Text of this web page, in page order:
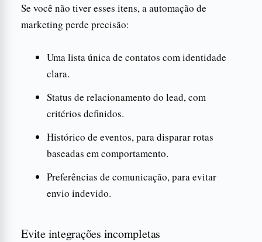
Se você não tiver esses itens, a automação de
marketing perde precisão:
Uma lista única de contatos com identidade
clara.
Status de relacionamento do lead, com
critérios definidos.
Histórico de eventos, para disparar rotas
baseadas em comportamento.
Preferências de comunicação, para evitar
envio indevido.
Evite integrações incompletas